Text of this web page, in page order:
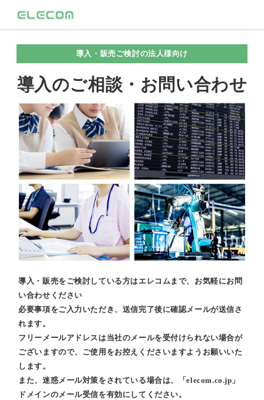
導入・販売ご検討の法人様向け
導入のご相談・お問い合わせ
導入・販売をご検討している方はエレコムまで、お気軽にお問
い合わせください
必要事項をご入力いただき、送信完了後に確認メールが送信さ
れます。
フリーメールアドレスは当社のメールを受付けられない場合が
ございますので、ご使用をお控えくださいますようお願いいた
します。
また、迷惑メール対策をされている場合は、「elecom.co.jp」
ドメインのメール受信を有効にしてください。